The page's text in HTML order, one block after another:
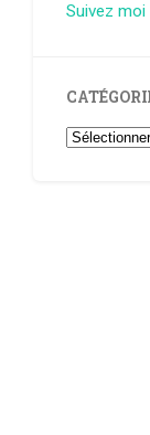
Suivez
Catégories
et